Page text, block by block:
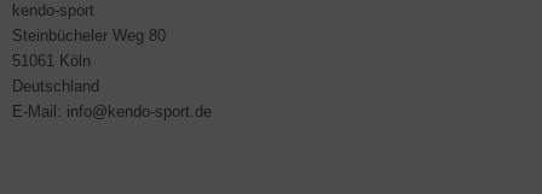
kendo-sport
Steinbücheler Weg 80
51061 Köln
Deutschland
E-Mail: info@kendo-sport.de